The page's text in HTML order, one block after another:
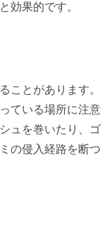
効果的です。
ことがあります。
ている場所に注意
ュを巻いたり、ゴ
の侵入経路を断つ